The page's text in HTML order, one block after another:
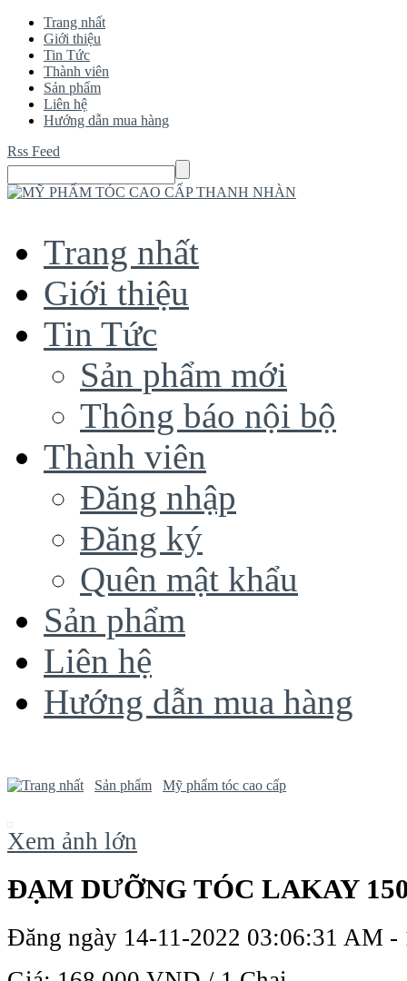
Trang nhất
Giới thiệu
Tin Tức
Thành viên
Sản phẩm
Liên hệ
Hướng dẫn mua hàng
Rss Feed
Trang nhất
Giới thiệu
Tin Tức
Sản phẩm mới
Thông báo nội bộ
Thành viên
Đăng nhập
Đăng ký
Quên mật khẩu
Sản phẩm
Liên hệ
Hướng dẫn mua hàng
Sản phẩm Mỹ phẩm tóc cao cấp
Xem ảnh lớn
ĐẠM DƯỠNG TÓC LAKAY
Đăng ngày 14-11-2022 03:06:31 AM -